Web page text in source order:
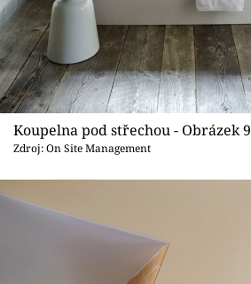
Koupelna pod střechou - Obrázek 9
Zdroj: On Site Management